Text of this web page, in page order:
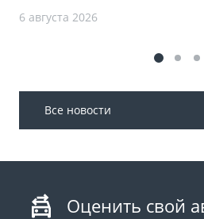
6 августа 2026
Все новости
Оценить свой